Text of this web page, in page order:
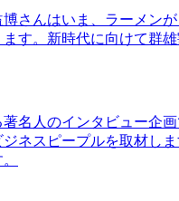
さんはいま、ラーメン
す。新時代に向けて群
名人のインタビュー企
ネスピープルを取材し